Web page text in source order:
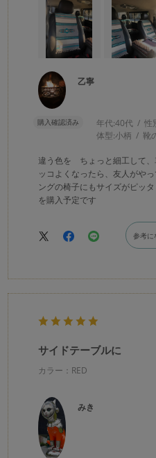
乙寧
購入確認済み 年代:40代 性
体型:小柄 靴
違う色を ちょっと細工して、
ッコよくなったら、友人がや
ングの椅子にもサイズがピッ
を購入予定です
参考に
サイドテーブルに
カラー：RED
みき